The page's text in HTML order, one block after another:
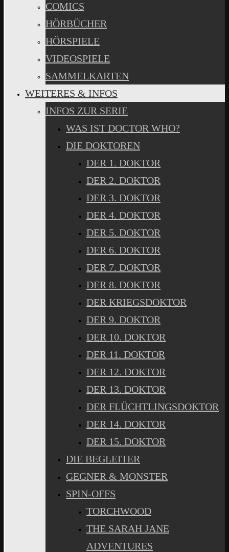
COMICS
HÖRBÜCHER
HÖRSPIELE
VIDEOSPIELE
SAMMELKARTEN
WEITERES & INFOS
INFOS ZUR SERIE
WAS IST DOCTOR WHO?
DIE DOKTOREN
DER 1. DOKTOR
DER 2. DOKTOR
DER 3. DOKTOR
DER 4. DOKTOR
DER 5. DOKTOR
DER 6. DOKTOR
DER 7. DOKTOR
DER 8. DOKTOR
DER KRIEGSDOKTOR
DER 9. DOKTOR
DER 10. DOKTOR
DER 11. DOKTOR
DER 12. DOKTOR
DER 13. DOKTOR
DER FLÜCHTLINGSDOKTOR
DER 14. DOKTOR
DER 15. DOKTOR
DIE BEGLEITER
GEGNER & MONSTER
SPIN-OFFS
TORCHWOOD
THE SARAH JANE
ADVENTURES